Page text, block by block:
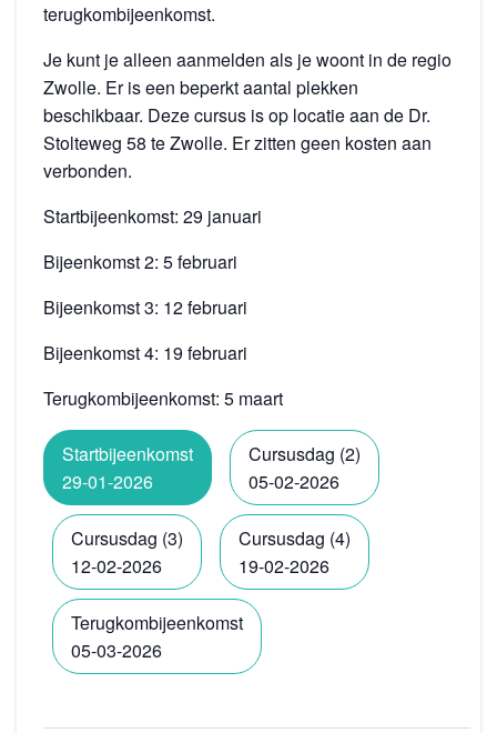
terugkombijeenkomst.
Je kunt je alleen aanmelden als je woont in de regio
Zwolle. Er is een beperkt aantal plekken
beschikbaar. Deze cursus is op locatie aan de Dr.
Stolteweg 58 te Zwolle. Er zitten geen kosten aan
verbonden.
Startbijeenkomst: 29 januari
Bijeenkomst 2: 5 februari
Bijeenkomst 3: 12 februari
Bijeenkomst 4: 19 februari
Terugkombijeenkomst: 5 maart
Startbijeenkomst
29-01-2026
Cursusdag (2)
05-02-2026
Cursusdag (3)
12-02-2026
Cursusdag (4)
19-02-2026
Terugkombijeenkomst
05-03-2026